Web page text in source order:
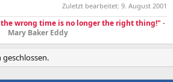
Zuletzt bearbeitet: 9. August 2001
wrong time is no longer the right thing!" -
Mary Baker Eddy